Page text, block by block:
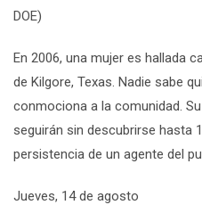
DOE)
En 2006, una mujer es hallada
de Kilgore, Texas. Nadie sabe
conmociona a la comunidad.
seguirán sin descubrirse hasta
persistencia de un agente del
Jueves, 14 de agosto